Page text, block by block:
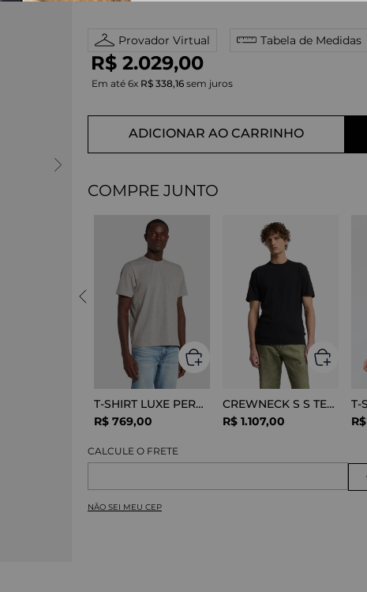
Provador Virtual Tabela de Medidas
R$ 2.029,00
Em até 6x R$ 338,16 sem juros
ADICIONAR AO CARRINHO
COMPRE JUNTO
T-SHIRT LUXE PERFOR GREY MELANGE
R$ 769,00
CREWNECK S S TEE COTTON BLACK
R$ 1.107,00
R$
NÃO SEI MEU CEP